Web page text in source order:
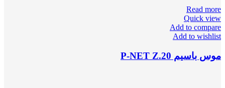
Read more
Quick view
Add to compare
Add to wishlist
موس باسیم P-NET Z.20